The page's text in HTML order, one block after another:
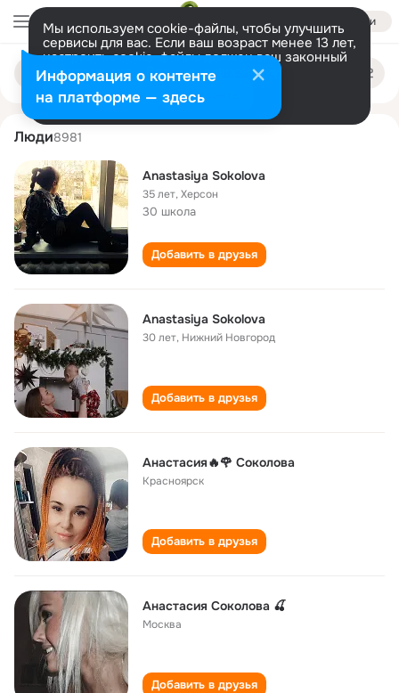
Войти
Мы используем cookie-файлы, чтобы улучшить
сервисы для вас. Если ваш возраст менее 13 лет,
настроить cookie-файлы должен ваш законный
представитель. Больше информации
Разрешить все Настроить
Поиск
людям
anastasiya sokolova
Люди8981
Anastasiya Sokolova
35 лет,Херсон
30 школа
Добавить в друзья
Anastasiya Sokolova
30 лет, Нижний Новгород
Добавить в друзья
Анастасия🔥🌹 Соколова
Красноярск
Добавить в друзья
Анастасия Соколова 🍒
Москва
Добавить в друзья
Информация о контенте
на платформе — здесь